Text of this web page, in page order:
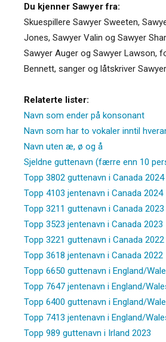
Du kjenner Sawyer fra:
Skuespillere Sawyer Sweeten,
Jones, Sawyer Valin og Sawyer
Sawyer Auger og Sawyer Lawson,
Bennett, sanger og låtskriver
Relaterte lister:
Navn som ender på konsonant
Navn som har to vokaler inntil
Navn uten æ, ø og å
Sjeldne guttenavn (færre enn 10
Topp 3802 guttenavn i Canada 2024
Topp 4103 jentenavn i Canada 2024
Topp 3211 guttenavn i Canada 2023
Topp 3523 jentenavn i Canada 2023
Topp 3221 guttenavn i Canada 2022
Topp 3618 jentenavn i Canada 2022
Topp 6650 guttenavn i England/
Topp 7647 jentenavn i England/
Topp 6400 guttenavn i England/
Topp 7413 jentenavn i England/
Topp 989 guttenavn i Irland 2023